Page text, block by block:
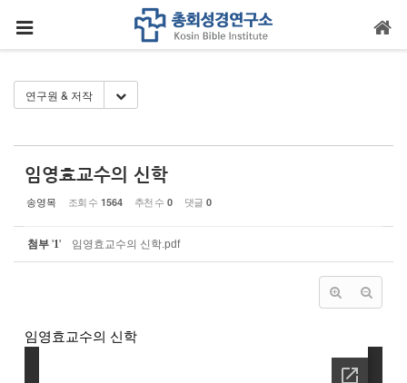
연구원 & 저작 Toggle Dropdown
임영효교수의 신학
송영목 조회 수 1564 추천 수 0 댓글 0
첨부 '1' 임영효교수의 신학.pdf
임영효교수의 신학